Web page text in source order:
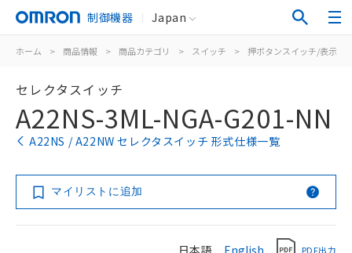
制御機器 Japan
ホーム > 商品情報 > 商品カテゴリ > スイッチ > 押ボタンスイッチ/表示灯
セレクタスイッチ
A22NS-3ML-NGA-G201-NN
A22NS / A22NW セレクタスイッチ 形式仕様一覧
マイリストに追加
日本語 English PDF出力